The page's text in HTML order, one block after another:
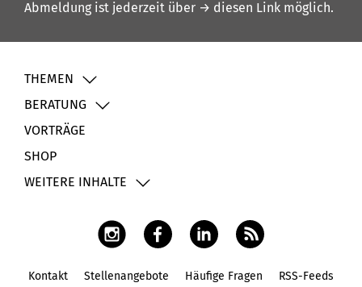
Abmeldung ist jederzeit über → diesen Link möglich.
THEMEN
BERATUNG
VORTRÄGE
SHOP
WEITERE INHALTE
Kontakt Stellenangebote Häufige Fragen RSS-Feeds